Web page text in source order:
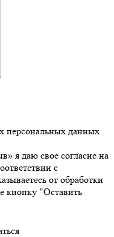
персональных данных
я даю свое согласие на
с
от обработки
кнопку "Оставить